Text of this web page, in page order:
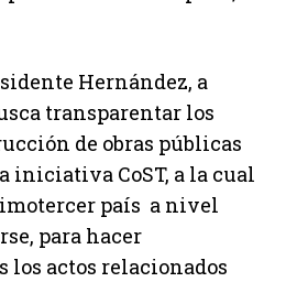
Hernández, a
transparentar los
de obras públicas
iniciativa CoST, a la cual
país a nivel
para hacer
los actos relacionados